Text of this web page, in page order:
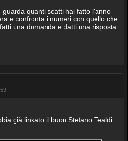
guarda quanti scatti hai fatto l'anno
e confronta i numeri con quello che
una domanda e datti una risposta
già linkato il buon Stefano Tealdi